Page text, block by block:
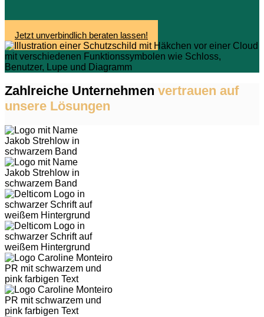
Jetzt unverbindlich beraten lassen!
Zahlreiche Unternehmen vertrauen auf
unsere Lösungen